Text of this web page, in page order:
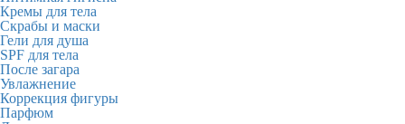
Кремы для тела
Скрабы и маски
Гели для душа
SPF для тела
После загара
Увлажнение
Коррекция фигуры
Парфюм